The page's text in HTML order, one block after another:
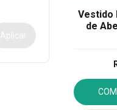
Aplicar
Vestido
de